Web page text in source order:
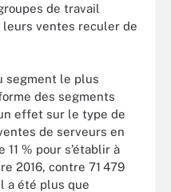
de travail
leurs ventes reculer de
segment le plus
des segments
effet sur le type de
de serveurs en
% pour s’établir à
2016, contre 71 479
a été plus que